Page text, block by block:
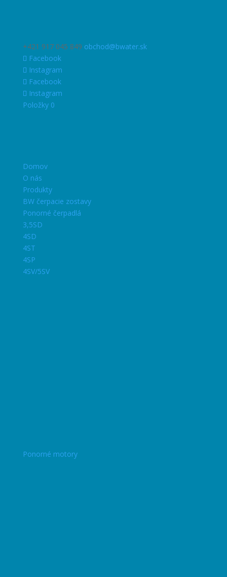
+421 917 045 849 obchod@bwater.sk
Facebook
Instagram
Facebook
Instagram
Položky 0
Domov
O nás
Produkty
BW čerpacie zostavy
Ponorné čerpadlá
3,5SD
4SD
4ST
4SP
4SV/5SV
Ponorné motory